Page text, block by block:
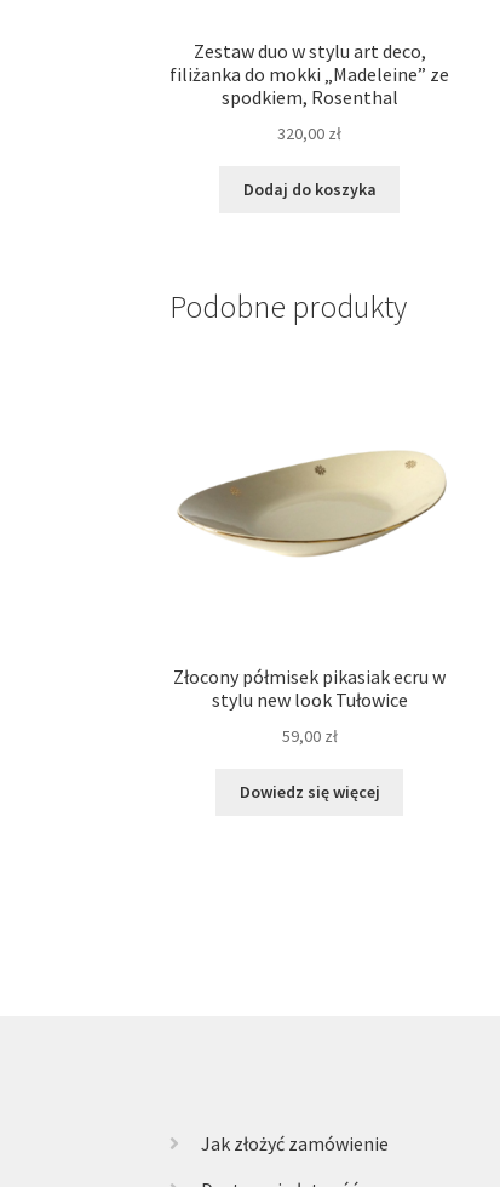
Zestaw duo w stylu art deco,
filiżanka do mokki „Madeleine” ze
spodkiem, Rosenthal
320,00 zł
Dodaj do koszyka
Podobne produkty
Złocony półmisek pikasiak ecru w
stylu new look Tułowice
59,00 zł
Dowiedz się więcej
Jak złożyć zamówienie